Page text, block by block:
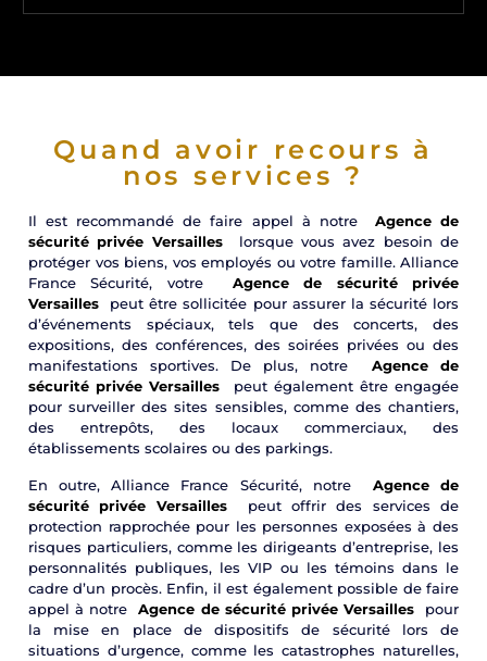
Quand avoir recours à
nos services ?
Il est recommandé de faire appel à notre Agence de
sécurité privée Versailleslorsque vous avez besoin de
protéger vos biens, vos employés ou votre famille. Alliance
France Sécurité, votre Agence de sécurité privée
Versailles peut être sollicitée pour assurer la sécurité lors
d’événements spéciaux, tels que des concerts, des
expositions, des conférences, des soirées privées ou des
manifestations sportives. De plus, notre Agence de
sécurité privée Versailles peut également être engagée
pour surveiller des sites sensibles, comme des chantiers,
des entrepôts, des locaux commerciaux, des
établissements scolaires ou des parkings.
En outre, Alliance France Sécurité, notre Agence de
sécurité privée Versaillespeut offrir des services de
protection rapprochée pour les personnes exposées à des
risques particuliers, comme les dirigeants d’entreprise, les
personnalités publiques, les VIP ou les témoins dans le
cadre d’un procès. Enfin, il est également possible de faire
appel à notreAgence de sécurité privée Versaillespour
la mise en place de dispositifs de sécurité lors de
situations d’urgence, comme les catastrophes naturelles,